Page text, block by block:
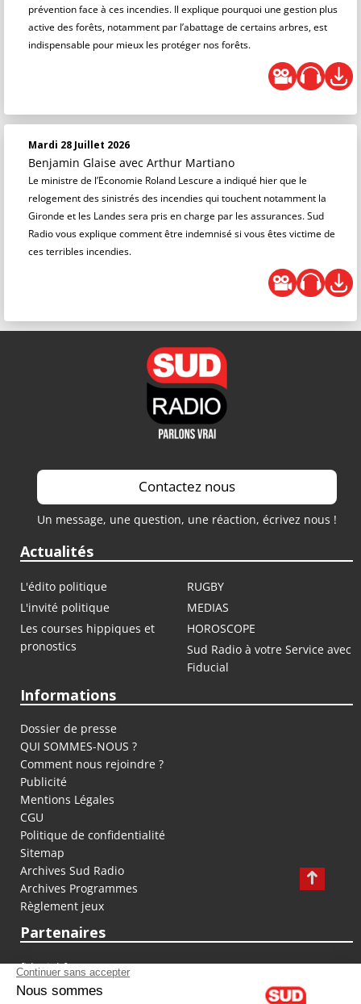
prévention face à ces incendies. Il explique pourquoi une gestion plus
active des forêts, notamment par l’abattage de certains arbres, est
indispensable pour mieux les protéger nos forêts.
Mardi 28 Juillet 2026
Benjamin Glaise avec Arthur Martiano
Le ministre de l’Economie Roland Lescure a indiqué hier que le
relogement des sinistrés des incendies qui touchent notamment la
Gironde et les Landes sera pris en charge par les assurances. Sud
Radio vous explique comment être indemnisé si vous êtes victime de
ces terribles incendies.
Contactez nous
Un message, une question, une réaction, écrivez nous !
Actualités
L'édito politique
RUGBY
L'invité politique
MEDIAS
Les courses hippiques et
pronostics
HOROSCOPE
Sud Radio à votre Service avec
Fiducial
Informations
Dossier de presse
QUI SOMMES-NOUS ?
Comment nous rejoindre ?
Publicité
Mentions Légales
CGU
Politique de confidentialité
Sitemap
Archives Sud Radio
Archives Programmes
Règlement jeux
Partenaires
fiducial.fr
lyoncapitale.fr